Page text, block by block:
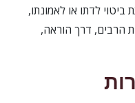
לדתו או לאמונתו,
הרבים, דרך הוראה,